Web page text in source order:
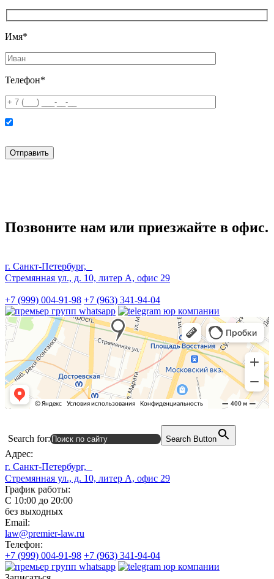
Имя*
Телефон*
Позвоните нам или приезжайте в офис.
г. Санкт-Петербург,
Стремянная ул., д. 10, литер А, офис 29
+7 (999) 004-91-98 +7 (963) 341-94-04
Search for: Search Button
Адрес:
г. Санкт-Петербург,
Стремянная ул., д. 10, литер А, офис 29
График работы:
С 10:00 до 20:00
без выходных
Email:
law@premier-law.ru
Телефон:
+7 (999) 004-91-98 +7 (963) 341-94-04